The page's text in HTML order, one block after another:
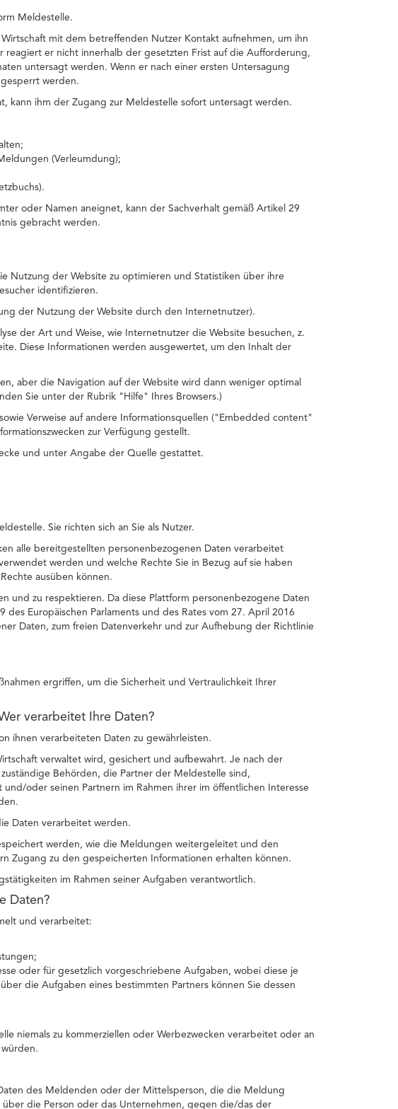
Meldestelle.
mit dem betreffenden Nutzer Kontakt aufnehmen, um ihn
er nicht innerhalb der gesetzten Frist auf die Aufforderung,
untersagt werden. Wenn er nach einer ersten Untersagung
werden.
kann ihm der Zugang zur Meldestelle sofort untersagt werden.
(Verleumdung);
oder Namen aneignet, kann der Sachverhalt gemäß Artikel 29
gebracht werden.
Nutzung der Website zu optimieren und Statistiken über ihre
identifizieren.
der Nutzung der Website durch den Internetnutzer).
der Art und Weise, wie Internetnutzer die Website besuchen, z.
Diese Informationen werden ausgewertet, um den Inhalt der
aber die Navigation auf der Website wird dann weniger optimal
Sie unter der Rubrik "Hilfe" Ihres Browsers.)
Verweise auf andere Informationsquellen ("Embedded content"
zur Verfügung gestellt.
und unter Angabe der Quelle gestattet.
Sie richten sich an Sie als Nutzer.
alle bereitgestellten personenbezogenen Daten verarbeitet
werden und welche Rechte Sie in Bezug auf sie haben
ausüben können.
und zu respektieren. Da diese Plattform personenbezogene Daten
Europäischen Parlaments und des Rates vom 27. April 2016
Daten, zum freien Datenverkehr und zur Aufhebung der Richtlinie
ergriffen, um die Sicherheit und Vertraulichkeit Ihrer
verarbeitet Ihre Daten?
ihnen verarbeiteten Daten zu gewährleisten.
verwaltet wird, gesichert und aufbewahrt. Je nach der
Behörden, die Partner der Meldestelle sind,
oder seinen Partnern im Rahmen ihrer im öffentlichen Interesse
Daten verarbeitet werden.
werden, wie die Meldungen weitergeleitet und den
Zugang zu den gespeicherten Informationen erhalten können.
im Rahmen seiner Aufgaben verantwortlich.
Daten?
und verarbeitet:
oder für gesetzlich vorgeschriebene Aufgaben, wobei diese je
die Aufgaben eines bestimmten Partners können Sie dessen
niemals zu kommerziellen oder Werbezwecken verarbeitet oder an
des Meldenden oder der Mittelsperson, die die Meldung
die Person oder das Unternehmen, gegen die/das der